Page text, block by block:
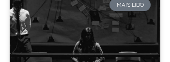
MAIS LIDO